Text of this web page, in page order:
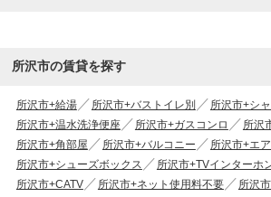
所沢市の賃貸を探す
所沢市+給湯 所沢市+バストイレ別
所沢市+シ
所沢市+温水洗浄便座
所沢市+ガスコンロ
所沢
所沢市+角部屋
所沢市+バルコニー
所沢市+エ
所沢市+シューズボックス
所沢市+TVインターホ
所沢市+CATV
所沢市+ネット使用料不要
所沢